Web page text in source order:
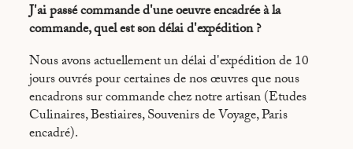
J'ai passé commande d'une oeuvre encadrée à la
commande, quel est son délai d'expédition ?
Nous avons actuellement un délai d'expédition de 10
jours ouvrés pour certaines de nos œuvres que nous
encadrons sur commande chez notre artisan (Etudes
Culinaires, Bestiaires, Souvenirs de Voyage, Paris
encadré).